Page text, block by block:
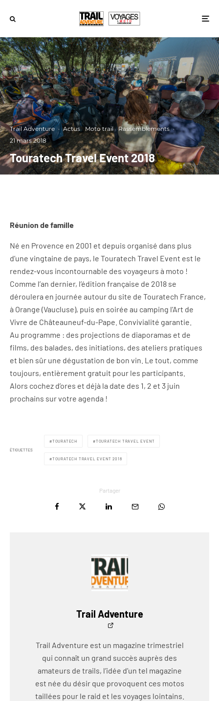
Trail Adventure · Actus Moto trail Rassemblements ·
21 mars 2018
Touratech Travel Event 2018
Réunion de famille
Né en Provence en 2001 et depuis organisé dans plus
d’une vingtaine de pays, le Touratech Travel Event est le
rendez-vous incontournable des voyageurs à moto !
Comme l’an dernier, l’édition française de 2018 se
déroulera en journée autour du site de Touratech France,
à Orange (Vaucluse), puis en soirée au camping l’Art de
Vivre de Châteauneuf-du-Pape. Convivialité garantie.
Au programme : des projections de diaporamas et de
films, des balades, des initiations, des ateliers pratiques
et bien sûr une dégustation de bon vin. Le tout, comme
toujours, entièrement gratuit pour les participants.
Alors cochez d’ores et déjà la date des 1, 2 et 3 juin
prochains sur votre agenda !
ÉTIQUETTES
TOURATECH TOURATECH TRAVEL EVENT
TOURATECH TRAVEL EVENT 2018
Partager
Trail Adventure
Trail Adventure est un magazine trimestriel
qui connaît un grand succès auprès des
amateurs de trails, l’idée d’un tel magazine
est née du désir que provoquent ces motos
taillées pour le raid et les voyages lointains.